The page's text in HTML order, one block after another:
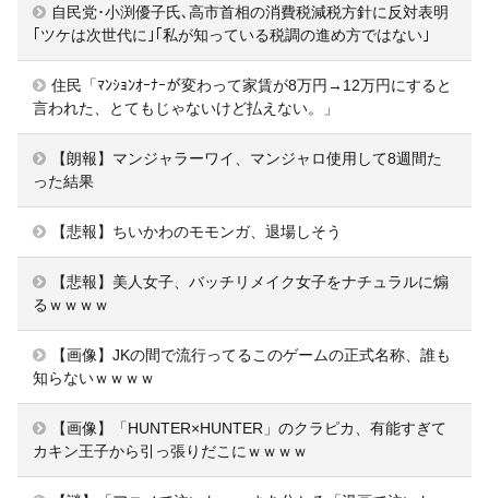
自民党･小渕優子氏､高市首相の消費税減税方針に反対表明
｢ツケは次世代に｣｢私が知っている税調の進め方ではない｣
住民「ﾏﾝｼｮﾝｵｰﾅｰが変わって家賃が8万円→12万円にすると
言われた、とてもじゃないけど払えない。」
【朗報】マンジャラーワイ、マンジャロ使用して8週間た
った結果
【悲報】ちいかわのモモンガ、退場しそう
【悲報】美人女子、バッチリメイク女子をナチュラルに煽
るｗｗｗｗ
【画像】JKの間で流行ってるこのゲームの正式名称、誰も
知らないｗｗｗｗ
【画像】「HUNTER×HUNTER」のクラピカ、有能すぎて
カキン王子から引っ張りだこにｗｗｗｗ